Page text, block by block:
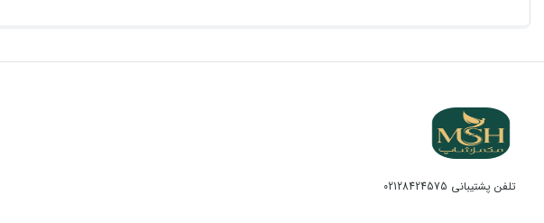
تلفن پشتیبانی 02128424575